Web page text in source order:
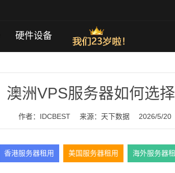
硬件设备
澳洲VPS服务器如何选
作者：IDCBEST 来源： 天下数据 2026/5/20
香港服务器租用 美国服务器租用 海外服务器